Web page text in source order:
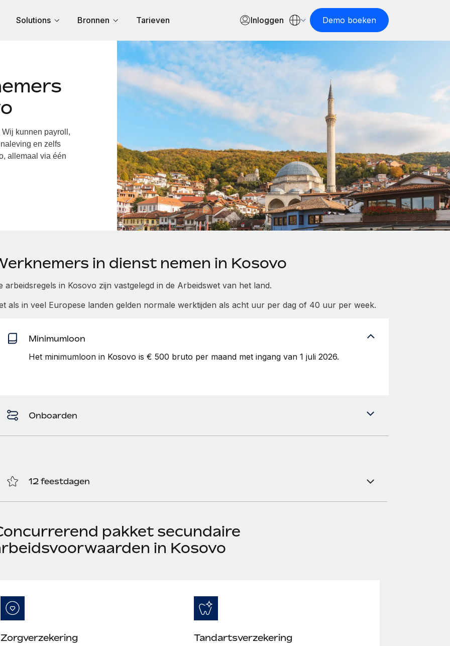
Solutions Bronnen Tarieven Inloggen Demo boeken
kunnen payroll,
en zelfs
allemaal via één
in dienst nemen in Kosovo
arbeidsregels in Kosovo zijn vastgelegd in de Arbeidswet van het land.
als in veel Europese landen gelden normale werktijden als acht uur per dag of 40 uur per week.
Minimumloon
Het minimumloon in Kosovo is € 500 bruto per maand met ingang van 1 juli 2026.
Onboarden
12 feestdagen
pakket secundaire
in Kosovo
Zorgverzekering Tandartsverzekering